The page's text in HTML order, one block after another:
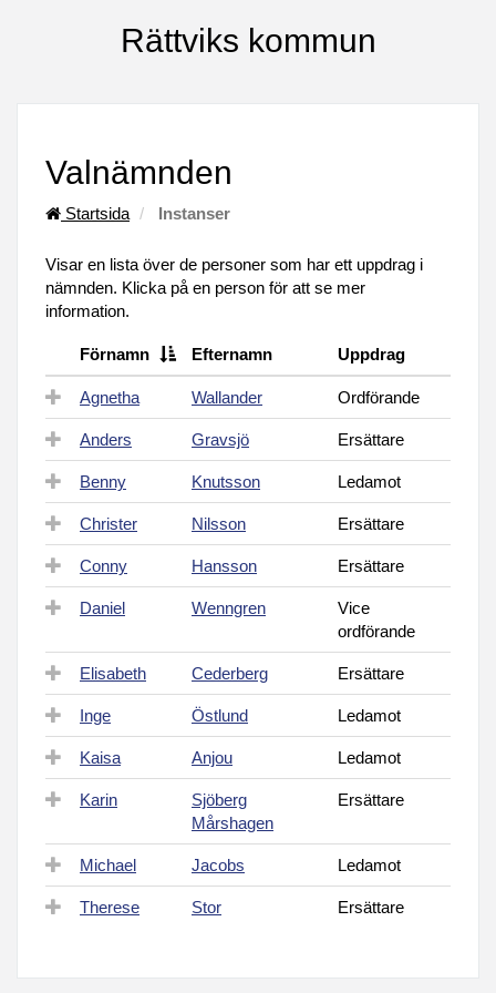
Rättviks kommun
Valnämnden
Startsida Instanser
Visar en lista över de personer som har ett uppdrag i
nämnden. Klicka på en person för att se mer
information.
Förnamn Efternamn Uppdrag
Agnetha Wallander Ordförande
Anders Gravsjö Ersättare
Benny Knutsson Ledamot
Christer Nilsson Ersättare
Conny Hansson Ersättare
Daniel Wenngren
Vice
ordförande
Elisabeth Cederberg Ersättare
Inge Östlund Ledamot
Kaisa Anjou Ledamot
Karin
Sjöberg
Mårshagen
Ersättare
Michael Jacobs Ledamot
Therese Stor Ersättare